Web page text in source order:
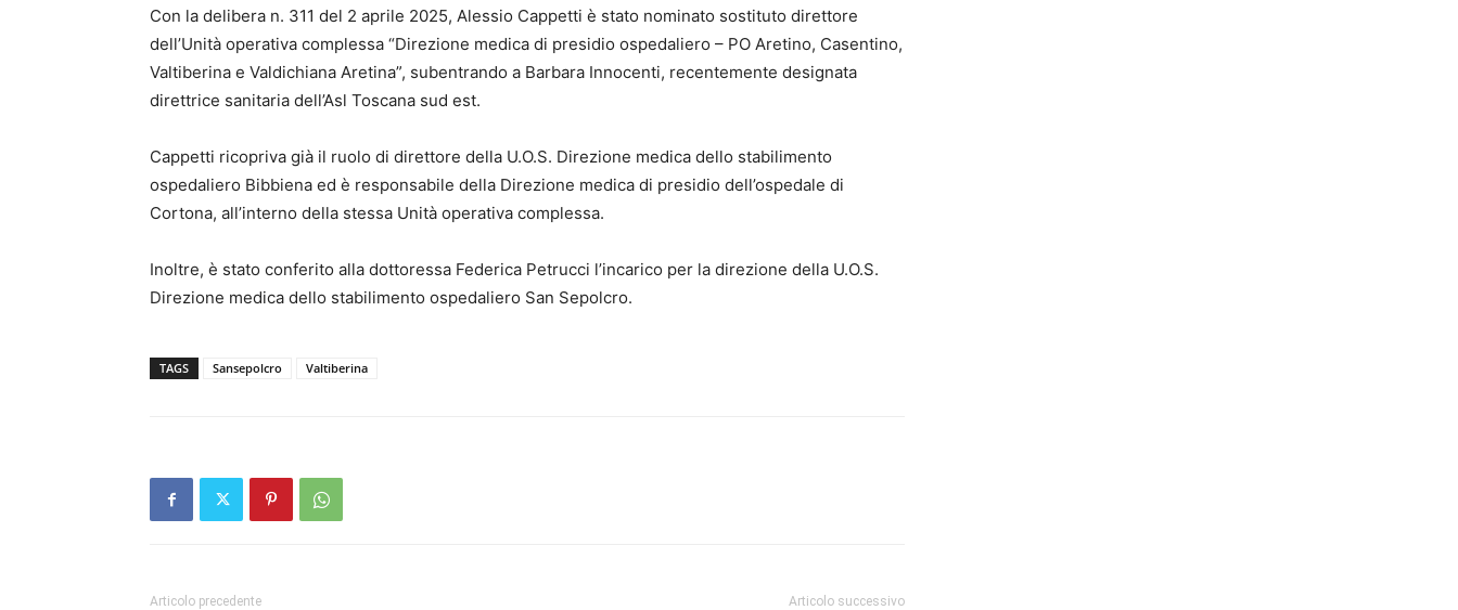
Con la delibera n. 311 del 2 aprile 2025, Alessio Cappetti è stato nominato sostituto direttore
dell’Unità operativa complessa “Direzione medica di presidio ospedaliero – PO Aretino, Casentino,
Valtiberina e Valdichiana Aretina”, subentrando a Barbara Innocenti, recentemente designata
direttrice sanitaria dell’Asl Toscana sud est.
Cappetti ricopriva già il ruolo di direttore della U.O.S. Direzione medica dello stabilimento
ospedaliero Bibbiena ed è responsabile della Direzione medica di presidio dell’ospedale di
Cortona, all’interno della stessa Unità operativa complessa.
Inoltre, è stato conferito alla dottoressa Federica Petrucci l’incarico per la direzione della U.O.S.
Direzione medica dello stabilimento ospedaliero San Sepolcro.
TAGS Sansepolcro Valtiberina
Articolo precedente Articolo successivo